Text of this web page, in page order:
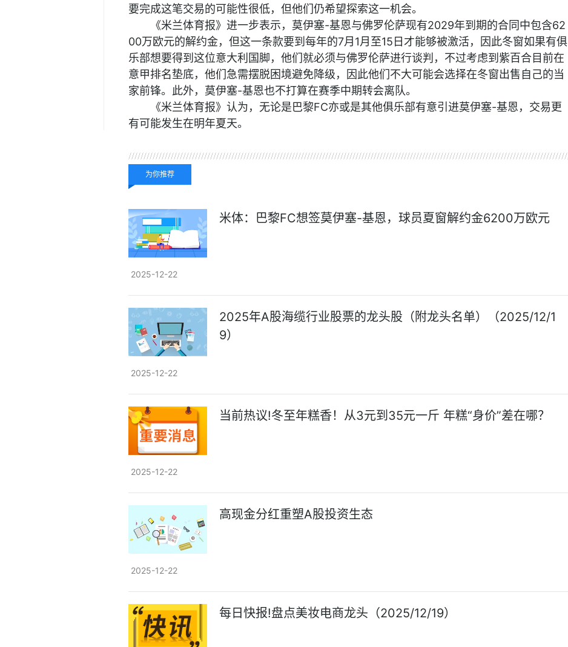
要完成这笔交易的可能性很低，但他们仍希望探索这一机会。
《米兰体育报》进一步表示，莫伊塞-基恩与佛罗伦萨现有2029年到期的合同中包含62
00万欧元的解约金，但这一条款要到每年的7月1月至15日才能够被激活，因此冬窗如果有俱
乐部想要得到这位意大利国脚，他们就必须与佛罗伦萨进行谈判，不过考虑到紫百合目前在
意甲排名垫底，他们急需摆脱困境避免降级，因此他们不大可能会选择在冬窗出售自己的当
家前锋。此外，莫伊塞-基恩也不打算在赛季中期转会离队。
《米兰体育报》认为，无论是巴黎FC亦或是其他俱乐部有意引进莫伊塞-基恩，交易更
有可能发生在明年夏天。
为你推荐
米体：巴黎FC想签莫伊塞-基恩，球员夏窗解约金6200万欧元
2025-12-22
2025年A股海缆行业股票的龙头股（附龙头名单）（2025/12/1
9）
2025-12-22
当前热议!冬至年糕香！从3元到35元一斤 年糕“身价”差在哪？
2025-12-22
高现金分红重塑A股投资生态
2025-12-22
每日快报!盘点美妆电商龙头（2025/12/19）